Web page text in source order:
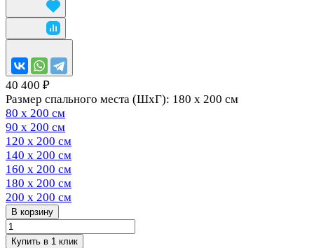
40 400 ₽
Размер спального места (ШхГ): 180 х 200 см
80 х 200 см
90 х 200 см
120 х 200 см
140 х 200 см
160 х 200 см
180 х 200 см
200 х 200 см
В корзину
Купить в 1 клик